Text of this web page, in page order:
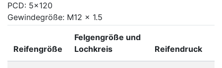
PCD: 5x120
Gewindegröße: M12 x 1.5
Reifengröße
Felgengröße und
Lochkreis
Reifendruck